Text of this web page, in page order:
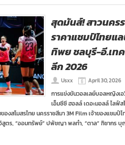
สุดมันส์! สาวนคร
ราคาแชมป์ไทยแ
ทิพย ชลบุรี-อี.เท
ลีก 2026
Usxx April 30, 2026
การแข่งขันวอลเลย์บอลหญิงเ
เอ็มซีซี ฮอลล์ เดอะมอลล์ ไลฟ์
องสโมสรไทย นครราชสีมา 3M Film เจ้าของแชม
ตร, “ออมทรัพย์” ปพัชญา พลทำ, “ตาล” ฑิชากร บุ